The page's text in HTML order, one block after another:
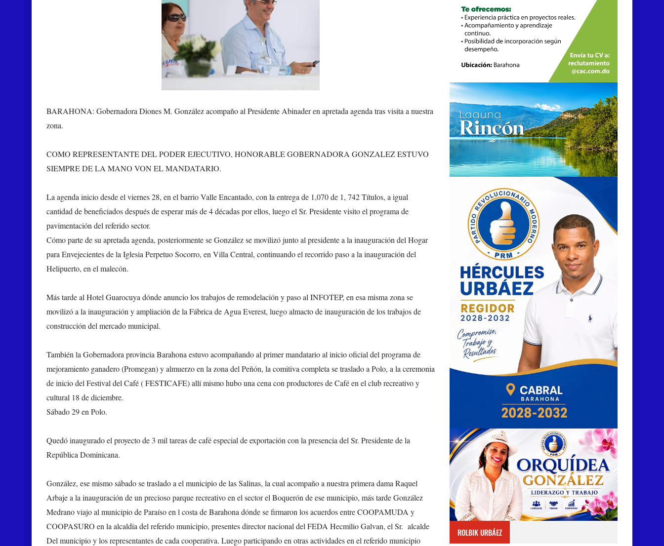
BARAHONA: Gobernadora Diones M. González acompaño al Presidente Abinader en apretada agenda tras visita a nuestra
zona.
COMO REPRESENTANTE DEL PODER EJECUTIVO, HONORABLE GOBERNADORA GONZALEZ ESTUVO
SIEMPRE DE LA MANO VON EL MANDATARIO.
La agenda inicio desde el viernes 28, en el barrio Valle Encantado, con la entrega de 1,070 de 1, 742 Títulos, a igual
cantidad de beneficiados después de esperar más de 4 décadas por ellos, luego el Sr. Presidente visito el programa de
pavimentación del referido sector.
Cómo parte de su apretada agenda, posteriormente se González se movilizó junto al presidente a la inauguración del Hogar
para Envejecientes de la Iglesia Perpetuo Socorro, en Villa Central, continuando el recorrido paso a la inauguración del
Helipuerto, en el malecón.
Más tarde al Hotel Guarocuya dónde anuncio los trabajos de remodelación y paso al INFOTEP, en esa misma zona se
movilizó a la inauguración y ampliación de la Fábrica de Agua Everest, luego almacto de inauguración de los trabajos de
construcción del mercado municipal.
También la Gobernadora provincia Barahona estuvo acompañando al primer mandatario al inicio oficial del programa de
mejoramiento ganadero (Promegan) y almuerzo en la zona del Peñón, la comitiva completa se traslado a Polo, a la ceremonia
de inicio del Festival del Café ( FESTICAFE) allí mismo hubo una cena con productores de Café en el club recreativo y
cultural 18 de diciembre.
Sábado 29 en Polo.
Quedó inaugurado el proyecto de 3 mil tareas de café especial de exportación con la presencia del Sr. Presidente de la
República Dominicana.
González, ese mismo sábado se traslado a el municipio de las Salinas, la cual acompaño a nuestra primera dama Raquel
Arbaje a la inauguración de un precioso parque recreativo en el sector el Boquerón de ese municipio, más tarde González
Medrano viajo al municipio de Paraíso en l costa de Barahona dónde se firmaron los acuerdos entre COOPAMUDA y
COOPASURO en la alcaldía del referido municipio, presentes director nacional del FEDA Hecmilio Galvan, el Sr. alcalde
Del municipio y los representantes de cada cooperativa. Luego participando en otras actividades en el referido municipio
ROLBIK URBÁEZ